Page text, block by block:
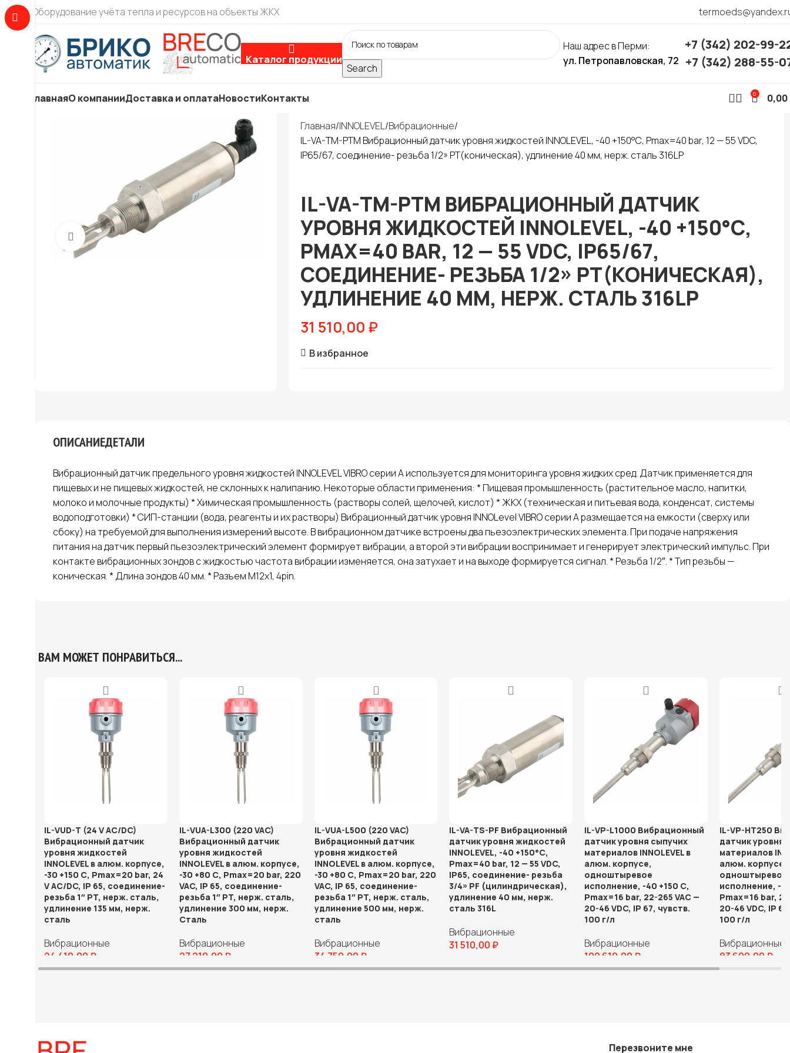
Оборудование учёта тепла и ресурсов на объекты ЖКХ
Каталог продукции
Search
Наш адрес в Перми:
ул. Петропавловская, 72
+7 (342) 202-99-
+7 (342) 288-55-
ГлавнаяО компанииДоставка и оплатаНовостиКонтакты 0 0,00
Увеличить
Главная INNOLEVEL Вибрационные
IL-VA-TM-PTM Вибрационный датчик уровня жидкостей INNOLEVEL, -40 +150°С, Pmax=40 bar, 12 — 55 VDC,
IP65/67, соединение- резьба 1/2» PT(коническая), удлинение 40 мм, нерж. сталь 316LP
IL-VA-TM-PTM ВИБРАЦИОННЫЙ ДАТЧИК
УРОВНЯ ЖИДКОСТЕЙ INNOLEVEL, -40 +150°С,
PMAX=40 BAR, 12 — 55 VDC, IP65/67,
СОЕДИНЕНИЕ- РЕЗЬБА 1/2» PT(КОНИЧЕСКАЯ),
УДЛИНЕНИЕ 40 ММ, НЕРЖ. СТАЛЬ 316LP
31 510,00 ₽
В избранное
ОПИСАНИЕДЕТАЛИ
Вибрационный датчик предельного уровня жидкостей INNOLEVEL VIBRO серии A используется для мониторинга уровня жидких сред. Датчик применяется для
пищевых и не пищевых жидкостей, не склонных к налипанию. Некоторые области применения: * Пищевая промышленность (растительное масло, напитки,
молоко и молочные продукты) * Химическая промышленность (растворы солей, щелочей, кислот) * ЖКХ (техническая и питьевая вода, конденсат, системы
водоподготовки) * СИП-станции (вода, реагенты и их растворы) Вибрационный датчик уровня INNOLevel VIBRO серии A размещается на емкости (сверху или
сбоку) на требуемой для выполнения измерений высоте. В вибрационном датчике встроены два пьезоэлектрических элемента. При подаче напряжения
питания на датчик первый пьезоэлектрический элемент формирует вибрации, а второй эти вибрации воспринимает и генерирует электрический импульс. При
контакте вибрационных зондов с жидкостью частота вибрации изменяется, она затухает и на выходе формируется сигнал. * Резьба 1/2″. * Тип резьбы —
коническая. * Длина зондов 40 мм. * Разъем M12x1, 4pin.
ВАМ МОЖЕТ ПОНРАВИТЬСЯ...
IL-VUD-T (24 V AC/DC)
Вибрационный датчик
уровня жидкостей
INNOLEVEL в алюм. корпусе,
-30 +150 С, Pmax=20 bar, 24
V AC/DC, IP 65, соединение-
резьба 1″ PT, нерж. сталь,
удлинение 135 мм, нерж.
сталь
Вибрационные
24 410,00 ₽
В корзину
IL-VUA-L300 (220 VAC)
Вибрационный датчик
уровня жидкостей
INNOLEVEL в алюм. корпусе,
-30 +80 С, Pmax=20 bar, 220
VAC, IP 65, соединение-
резьба 1″ PT, нерж. сталь,
удлинение 300 мм, нерж.
Сталь
Вибрационные
27 210,00 ₽
В корзину
IL-VUA-L500 (220 VAC)
Вибрационный датчик
уровня жидкостей
INNOLEVEL в алюм. корпусе,
-30 +80 С, Pmax=20 bar, 220
VAC, IP 65, соединение-
резьба 1″ PT, нерж. сталь,
удлинение 500 мм, нерж.
сталь
Вибрационные
34 750,00 ₽
В корзину
IL-VA-TS-PF Вибрационный
датчик уровня жидкостей
INNOLEVEL, -40 +150°С,
Pmax=40 bar, 12 — 55 VDC,
IP65, соединение- резьба
3/4» PF (цилиндрическая),
удлинение 40 мм, нерж.
сталь 316L
Вибрационные
31 510,00 ₽
IL-VP-L1000 Вибрационный
датчик уровня сыпучих
материалов INNOLEVEL в
алюм. корпусе,
одноштыревое
исполнение, -40 +150 С,
Pmax=16 bar, 22-265 VAC —
20-46 VDC, IP 67, чувств.
100 г/л
Вибрационные
100 610,00 ₽
В корзину
IL-VP-HT250
датчик уровня
материалов
алюм. корпусе,
одноштыревое
исполнение, -
Pmax=16 bar,
20-46 VDC, IP
100 г/л
Вибрационные
83 690,00 ₽
Перезвоните мне